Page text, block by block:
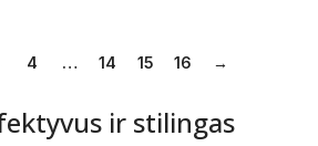
4 … 14 15 16 →
ir stilingas